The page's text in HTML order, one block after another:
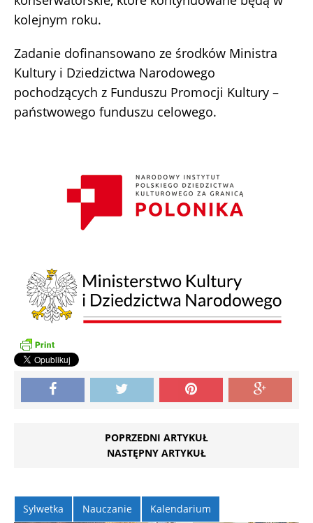
kolejnym roku.
Zadanie dofinansowano ze środków Ministra
Kultury i Dziedzictwa Narodowego
pochodzących z Funduszu Promocji Kultury –
państwowego funduszu celowego.
POPRZEDNI ARTYKUŁ
NASTĘPNY ARTYKUŁ
Sylwetka Nauczanie Kalendarium